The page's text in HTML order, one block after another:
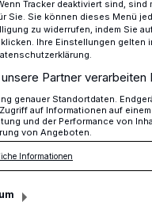
sich wieder
Tracker deaktiviert sind,
Sie. Sie können dieses Menü
zu widerrufen, indem Sie
Ihre Einstellungen gelten
Partner
genauer Standortdaten.
auf Informationen auf
und der Performance von
von Angeboten.
Informationen